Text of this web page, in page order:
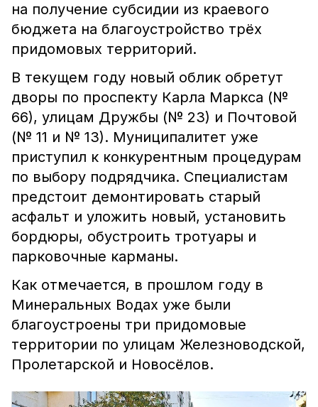
на получение субсидии из краевого
бюджета на благоустройство трёх
придомовых территорий.
В текущем году новый облик обретут
дворы по проспекту Карла Маркса (№
66), улицам Дружбы (№ 23) и Почтовой
(№ 11 и № 13). Муниципалитет уже
приступил к конкурентным процедурам
по выбору подрядчика. Специалистам
предстоит демонтировать старый
асфальт и уложить новый, установить
бордюры, обустроить тротуары и
парковочные карманы.
Как отмечается, в прошлом году в
Минеральных Водах уже были
благоустроены три придомовые
территории по улицам Железноводской,
Пролетарской и Новосёлов.